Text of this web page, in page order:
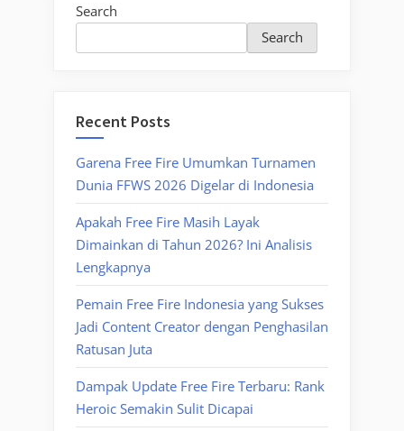
Search
Search
Recent Posts
Garena Free Fire Umumkan Turnamen
Dunia FFWS 2026 Digelar di Indonesia
Apakah Free Fire Masih Layak
Dimainkan di Tahun 2026? Ini Analisis
Lengkapnya
Pemain Free Fire Indonesia yang Sukses
Jadi Content Creator dengan Penghasilan
Ratusan Juta
Dampak Update Free Fire Terbaru: Rank
Heroic Semakin Sulit Dicapai